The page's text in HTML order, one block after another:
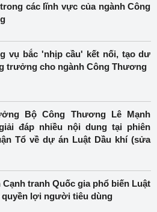
các lĩnh vực của ngành Công
vụ bắc 'nhịp cầu' kết nối, tạo dư
trưởng cho ngành Công Thương
Bộ Công Thương Lê Mạnh
đáp nhiều nội dung tại phiên
Tổ về dự án Luật Dầu khí (sửa
Cạnh tranh Quốc gia phổ biến Luật
quyền lợi người tiêu dùng